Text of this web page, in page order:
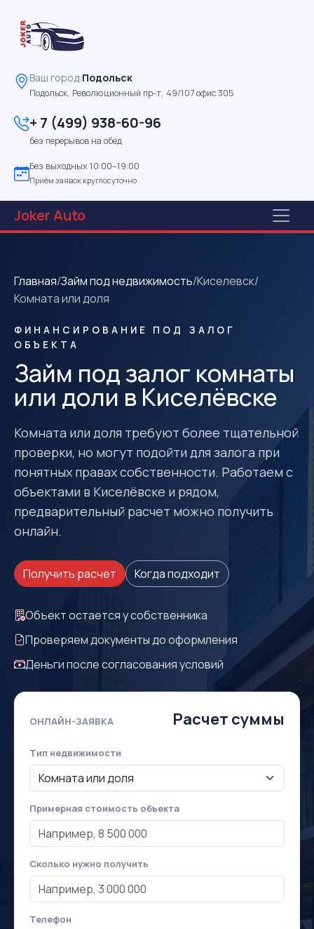
Ваш город:Подольск
Подольск, Революционный пр-т, 49/107 офис 305
+ 7 (499) 938-60-96
без перерывов на обед
Без выходных 10:00–19:00
Приём заявок круглосуточно
JokerAuto
Главная/Займ под недвижимость/Киселевск/
Комната или доля
ФИНАНСИРОВАНИЕ ПОД ЗАЛОГ
ОБЪЕКТА
Займ под залог комнаты
или доли в Киселёвске
Комната или доля требуют более тщательной
проверки, но могут подойти для залога при
понятных правах собственности. Работаем с
объектами в Киселёвске и рядом,
предварительный расчет можно получить
онлайн.
Получить расчет Когда подходит
Объект остается у собственника
Проверяем документы до оформления
Деньги после согласования условий
ОНЛАЙН-ЗАЯВКА Расчет суммы
Тип недвижимости
Примерная стоимость объекта
Сколько нужно получить
Телефон